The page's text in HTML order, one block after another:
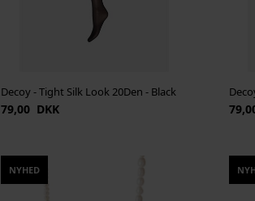
Decoy - Tight Silk Look 20Den - Black
79,00 DKK
NYHED